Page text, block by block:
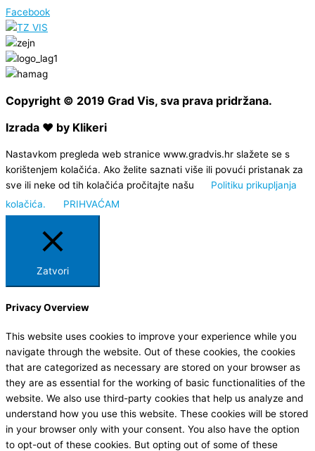
Facebook
Copyright © 2019 Grad Vis, sva prava pridržana.
Izrada ❤ by Klikeri
Nastavkom pregleda web stranice www.gradvis.hr slažete se s
korištenjem kolačića. Ako želite saznati više ili povući pristanak za
sve ili neke od tih kolačića pročitajte našu
Politiku prikupljanja
kolačića.
PRIHVAĆAM
Zatvori
Privacy Overview
This website uses cookies to improve your experience while you
navigate through the website. Out of these cookies, the cookies
that are categorized as necessary are stored on your browser as
they are as essential for the working of basic functionalities of the
website. We also use third-party cookies that help us analyze and
understand how you use this website. These cookies will be stored
in your browser only with your consent. You also have the option
to opt-out of these cookies. But opting out of some of these